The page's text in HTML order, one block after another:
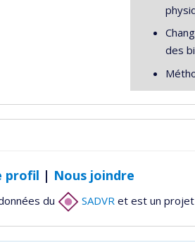
des
profil | Nous joindre
du SADVR et est un